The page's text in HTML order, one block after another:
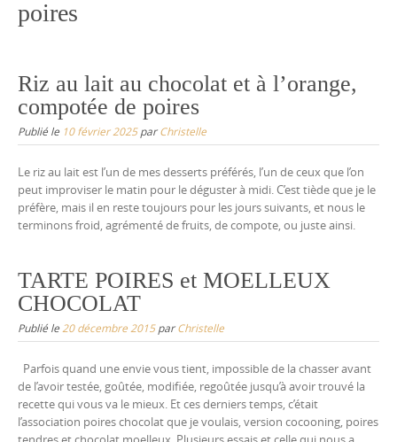
poires
Riz au lait au chocolat et à l’orange,
compotée de poires
Publié le 10 février 2025parChristelle
Le riz au lait est l’un de mes desserts préférés, l’un de ceux que l’on
peut improviser le matin pour le déguster à midi. C’est tiède que je le
préfère, mais il en reste toujours pour les jours suivants, et nous le
terminons froid, agrémenté de fruits, de compote, ou juste ainsi.
TARTE POIRES et MOELLEUX
CHOCOLAT
Publié le 20 décembre 2015parChristelle
Parfois quand une envie vous tient, impossible de la chasser avant
de l’avoir testée, goûtée, modifiée, regoûtée jusqu’à avoir trouvé la
recette qui vous va le mieux. Et ces derniers temps, c’était
l’association poires chocolat que je voulais, version cocooning, poires